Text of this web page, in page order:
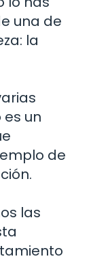
una de
la
un
de
las